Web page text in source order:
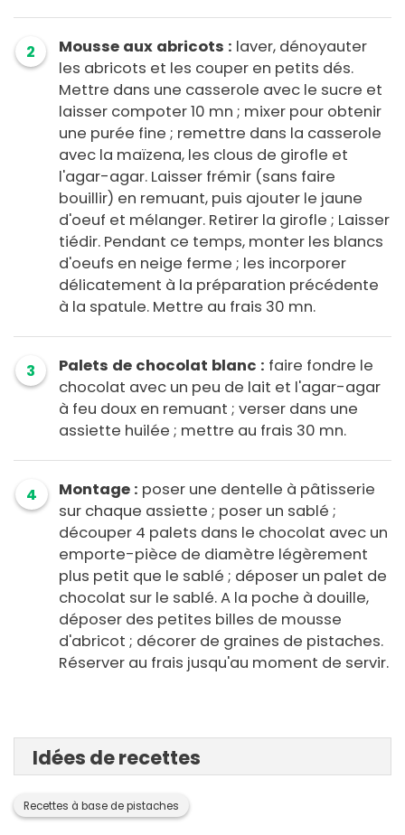
2 Mousse aux abricots : laver, dénoyauter
les abricots et les couper en petits dés.
Mettre dans une casserole avec le sucre et
laisser compoter 10 mn ; mixer pour obtenir
une purée fine ; remettre dans la casserole
avec la maïzena, les clous de girofle et
l'agar-agar. Laisser frémir (sans faire
bouillir) en remuant, puis ajouter le jaune
d'oeuf et mélanger. Retirer la girofle ; Laisser
tiédir. Pendant ce temps, monter les blancs
d'oeufs en neige ferme ; les incorporer
délicatement à la préparation précédente
à la spatule. Mettre au frais 30 mn.
3 Palets de chocolat blanc : faire fondre le
chocolat avec un peu de lait et l'agar-agar
à feu doux en remuant ; verser dans une
assiette huilée ; mettre au frais 30 mn.
4 Montage : poser une dentelle à pâtisserie
sur chaque assiette ; poser un sablé ;
découper 4 palets dans le chocolat avec un
emporte-pièce de diamètre légèrement
plus petit que le sablé ; déposer un palet de
chocolat sur le sablé. A la poche à douille,
déposer des petites billes de mousse
d'abricot ; décorer de graines de pistaches.
Réserver au frais jusqu'au moment de servir.
Idées de recettes
Recettes à base de pistaches